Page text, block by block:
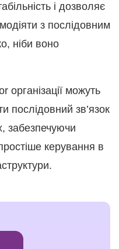
і дозволяє
з послідовним
ніби воно
можуть
послідовний зв’язок
забезпечуючи
керування в